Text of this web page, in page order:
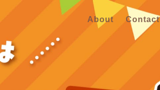
About Contact